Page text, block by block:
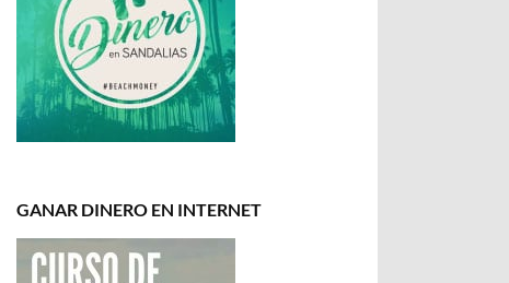
GANAR DINERO EN INTERNET